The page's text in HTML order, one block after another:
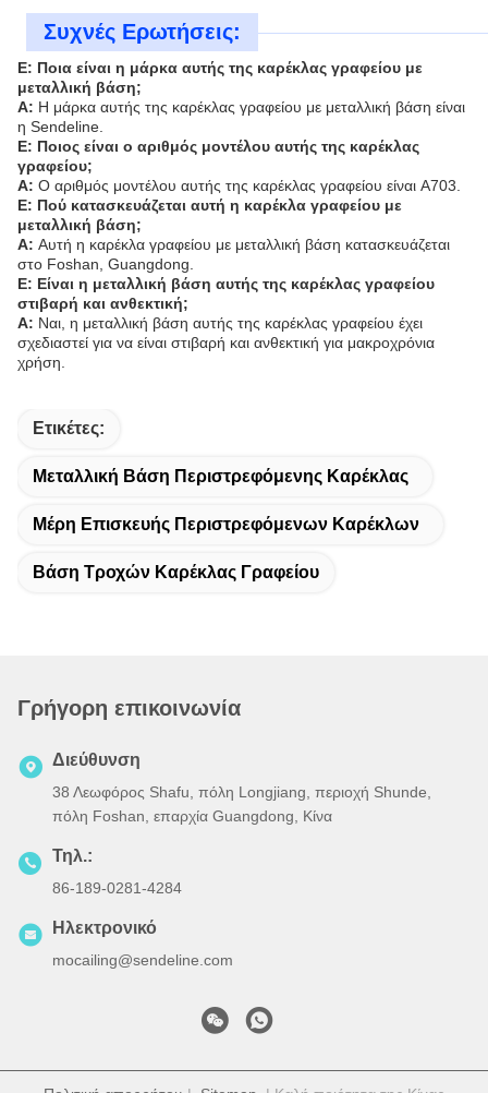
Συχνές Ερωτήσεις:
Ε: Ποια είναι η μάρκα αυτής της καρέκλας γραφείου με
μεταλλική βάση;
Α: Η μάρκα αυτής της καρέκλας γραφείου με μεταλλική βάση είναι
η Sendeline.
Ε: Ποιος είναι ο αριθμός μοντέλου αυτής της καρέκλας
γραφείου;
Α: Ο αριθμός μοντέλου αυτής της καρέκλας γραφείου είναι A703.
Ε: Πού κατασκευάζεται αυτή η καρέκλα γραφείου με
μεταλλική βάση;
Α: Αυτή η καρέκλα γραφείου με μεταλλική βάση κατασκευάζεται
στο Foshan, Guangdong.
Ε: Είναι η μεταλλική βάση αυτής της καρέκλας γραφείου
στιβαρή και ανθεκτική;
Α: Ναι, η μεταλλική βάση αυτής της καρέκλας γραφείου έχει
σχεδιαστεί για να είναι στιβαρή και ανθεκτική για μακροχρόνια
χρήση.
Ετικέτες:
Μεταλλική Βάση Περιστρεφόμενης Καρέκλας
Μέρη Επισκευής Περιστρεφόμενων Καρέκλων
Βάση Τροχών Καρέκλας Γραφείου
Γρήγορη επικοινωνία
Διεύθυνση
38 Λεωφόρος Shafu, πόλη Longjiang, περιοχή Shunde,
πόλη Foshan, επαρχία Guangdong, Κίνα
Τηλ.:
86-189-0281-4284
Ηλεκτρονικό
mocailing@sendeline.com